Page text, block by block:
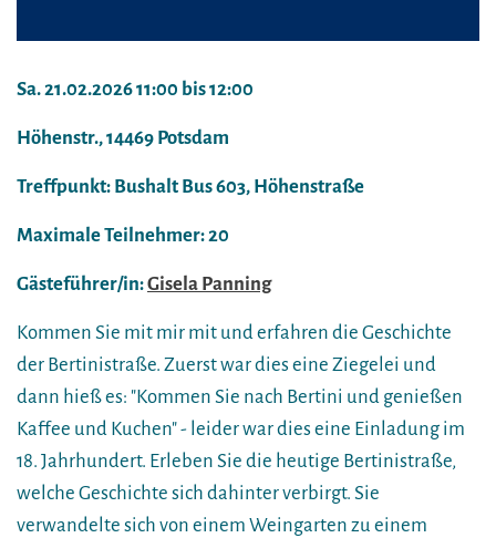
Sa. 21.02.2026 11:00 bis 12:00
Höhenstr., 14469 Potsdam
Treffpunkt: Bushalt Bus 603, Höhenstraße
Maximale Teilnehmer: 20
Gästeführer/in:Gisela Panning
Kommen Sie mit mir mit und erfahren die Geschichte
der Bertinistraße. Zuerst war dies eine Ziegelei und
dann hieß es: "Kommen Sie nach Bertini und genießen
Kaffee und Kuchen" - leider war dies eine Einladung im
18. Jahrhundert. Erleben Sie die heutige Bertinistraße,
welche Geschichte sich dahinter verbirgt. Sie
verwandelte sich von einem Weingarten zu einem